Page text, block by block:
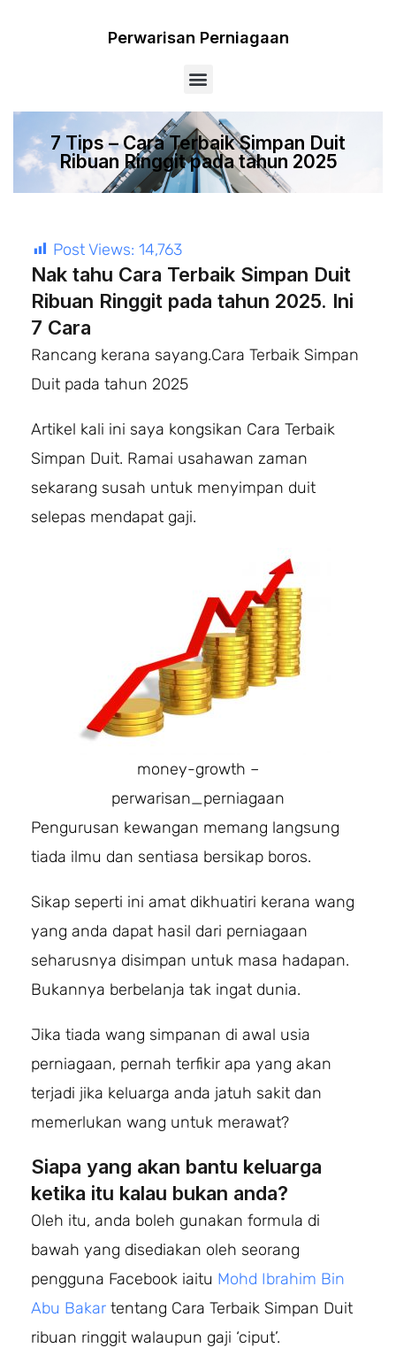
Perwarisan Perniagaan
Menu
7 Tips – Cara Terbaik Simpan Duit
Ribuan Ringgit pada tahun 2025
Post Views: 14,763
Nak tahu Cara Terbaik Simpan Duit
Ribuan Ringgit pada tahun 2025. Ini
7 Cara
Rancang kerana sayang.Cara Terbaik Simpan
Duit pada tahun 2025
Artikel kali ini saya kongsikan Cara Terbaik
Simpan Duit. Ramai usahawan zaman
sekarang susah untuk menyimpan duit
selepas mendapat gaji.
money-growth –
perwarisan_perniagaan
Pengurusan kewangan memang langsung
tiada ilmu dan sentiasa bersikap boros.
Sikap seperti ini amat dikhuatiri kerana wang
yang anda dapat hasil dari perniagaan
seharusnya disimpan untuk masa hadapan.
Bukannya berbelanja tak ingat dunia.
Jika tiada wang simpanan di awal usia
perniagaan, pernah terfikir apa yang akan
terjadi jika keluarga anda jatuh sakit dan
memerlukan wang untuk merawat?
Siapa yang akan bantu keluarga
ketika itu kalau bukan anda?
Oleh itu, anda boleh gunakan formula di
bawah yang disediakan oleh seorang
pengguna Facebook iaitu Mohd Ibrahim Bin
Abu Bakartentang Cara Terbaik Simpan Duit
ribuan ringgit walaupun gaji ‘ciput’.